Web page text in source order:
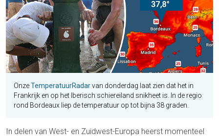
OnzeTemperatuurRadarvan donderdag laat zien dat het in
Frankrijk en op het Iberisch schiereiland snikheet is. In de regio
rond Bordeaux liep de temperatuur op tot bijna 38 graden.
In delen van West- en Zuidwest-Europa heerst momenteel